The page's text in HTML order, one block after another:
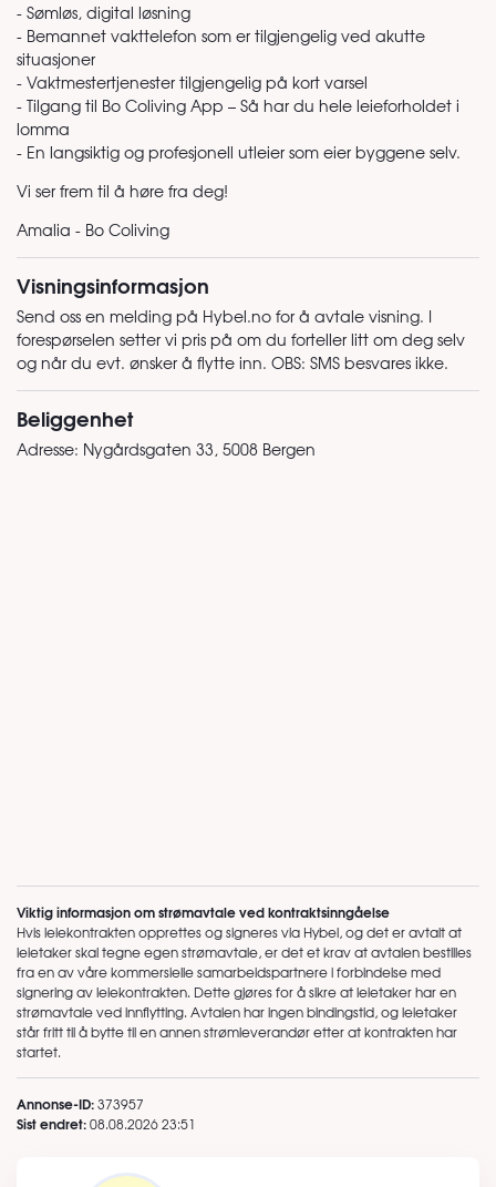
- Sømløs, digital løsning
- Bemannet vakttelefon som er tilgjengelig ved akutte
situasjoner
- Vaktmestertjenester tilgjengelig på kort varsel
- Tilgang til Bo Coliving App – Så har du hele leieforholdet i
lomma
- En langsiktig og profesjonell utleier som eier byggene selv.
Vi ser frem til å høre fra deg!
Amalia - Bo Coliving
Visningsinformasjon
Send oss en melding på Hybel.no for å avtale visning. I
forespørselen setter vi pris på om du forteller litt om deg selv
og når du evt. ønsker å flytte inn. OBS: SMS besvares ikke.
Beliggenhet
Adresse: Nygårdsgaten 33, 5008 Bergen
Viktig informasjon om strømavtale ved kontraktsinngåelse
Hvis leiekontrakten opprettes og signeres via Hybel, og det er avtalt at
leietaker skal tegne egen strømavtale, er det et krav at avtalen bestilles
fra en av våre kommersielle samarbeidspartnere i forbindelse med
signering av leiekontrakten. Dette gjøres for å sikre at leietaker har en
strømavtale ved innflytting. Avtalen har ingen bindingstid, og leietaker
står fritt til å bytte til en annen strømleverandør etter at kontrakten har
startet.
Annonse-ID:373957
Sist endret:08.08.2026 23:51